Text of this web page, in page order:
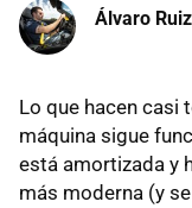
Álvaro Ruiz
Lo que hacen casi
máquina sigue
está amortizada y
más moderna (y